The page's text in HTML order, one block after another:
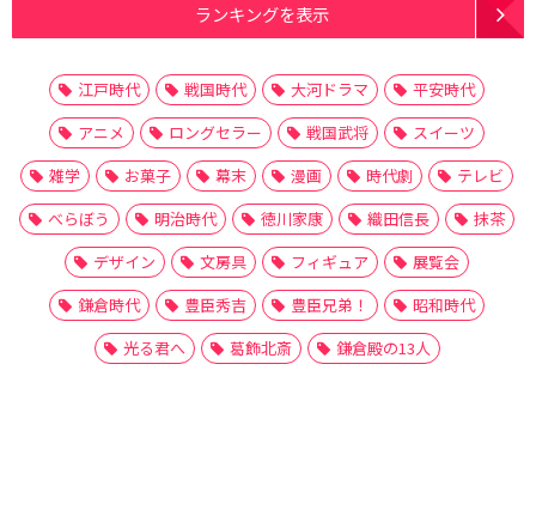
ランキングを表示
江戸時代 戦国時代 大河ドラマ
平安時代
アニメ
ロングセラー 戦国武将
スイーツ
雑学
お菓子 幕末 漫画 時代劇
テレビ
べらぼう
明治時代 徳川家康 織田信長
抹茶
デザイン
文房具 フィギュア
展覧会
鎌倉時代
豊臣秀吉 豊臣兄弟！
昭和時代
光る君へ
葛飾北斎 鎌倉殿の13人